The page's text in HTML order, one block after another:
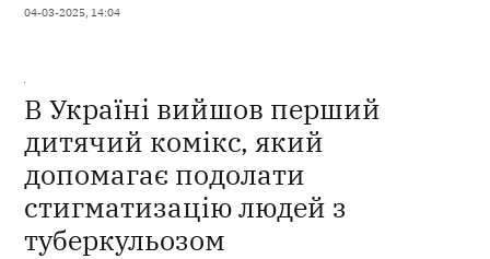
04-03-2025, 14:04
В Україні вийшов перший
дитячий комікс, який
допомагає подолати
стигматизацію людей з
туберкульозом